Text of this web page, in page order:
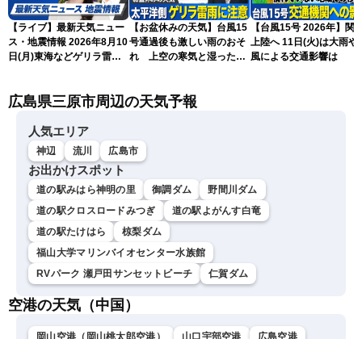
【ライブ】最新天気ニュー
ス・地震情報 2026年8月10
日(月)東海などゲリラ雷雨
ースLiVEアフタヌーン・戸
【お盆休みの天気】台風15
号通過後も激しい雨のおそ
れ 上空の寒気と湿った空
【台風15号 2026年】関
上陸へ 11日(火)は大雨や
風による交通影響は
広島県三原市周辺の天気予報
人気エリア
神辺 流川 広島市
お出かけスポット
道の駅みはら神明の里 御調ダム
野間川ダム
道の駅クロスロードみつぎ
道の駅よがんす白竜
道の駅たけはら
椋梨ダム
福山大学マリンバイオセンター水族館
RVパーク 瀬戸田サンセットビーチ
仁賀ダム
空港の天気（中国）
岡山空港（岡山桃太郎空港） 山口宇部空港
広島空港